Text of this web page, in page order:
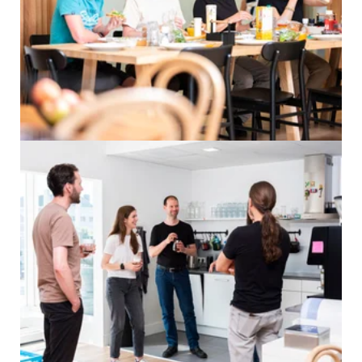
Resonieren
Ermächtigen